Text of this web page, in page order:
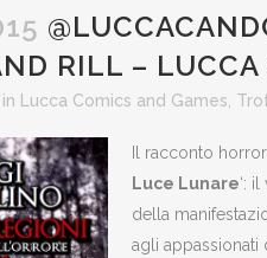
RILL – LUCCA
in Lucca Comics and Games
Il racconto
Luce Lunare‘:
della
agli